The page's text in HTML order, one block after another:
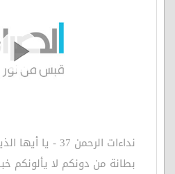
نداءات الرحمن 37 -
بطانة من دونكم لا يألونكم